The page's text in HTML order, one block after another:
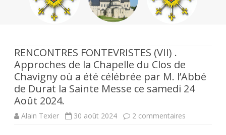
RENCONTRES FONTEVRISTES (VII) .
Approches de la Chapelle du Clos de
Chavigny où a été célébrée par M. l’Abbé
de Durat la Sainte Messe ce samedi 24
Août 2024.
Alain Texier 30 août 2024 2 commentaires